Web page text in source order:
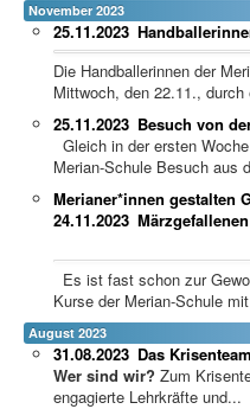
November 2023
25.11.2023
Die Handballerinnen der
Mittwoch, den 22.11., durch
Besuch von
25.11.2023
Gleich in der ersten
Merian-Schule Besuch aus
Merianer*innen gestalten
24.11.2023
Es ist fast schon zur
Kurse der Merian-Schule
August 2023
Das
31.08.2023
Wer sind wir? Zum
engagierte Lehrkräfte und...